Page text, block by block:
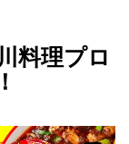
料理プロ